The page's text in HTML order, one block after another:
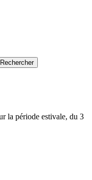
la période estivale, du 3